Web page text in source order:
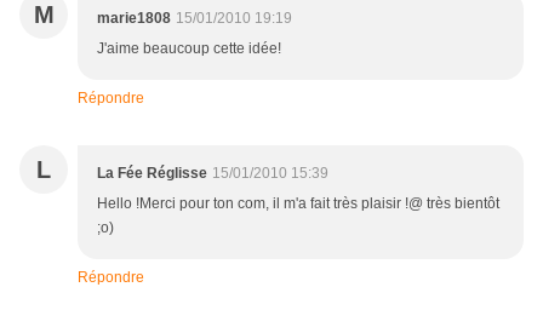
M marie1808 15/01/2010 19:19
J'aime beaucoup cette idée!
Répondre
L La Fée Réglisse 15/01/2010 15:39
Hello !Merci pour ton com, il m'a fait très plaisir !@ très bientôt
;o)
Répondre